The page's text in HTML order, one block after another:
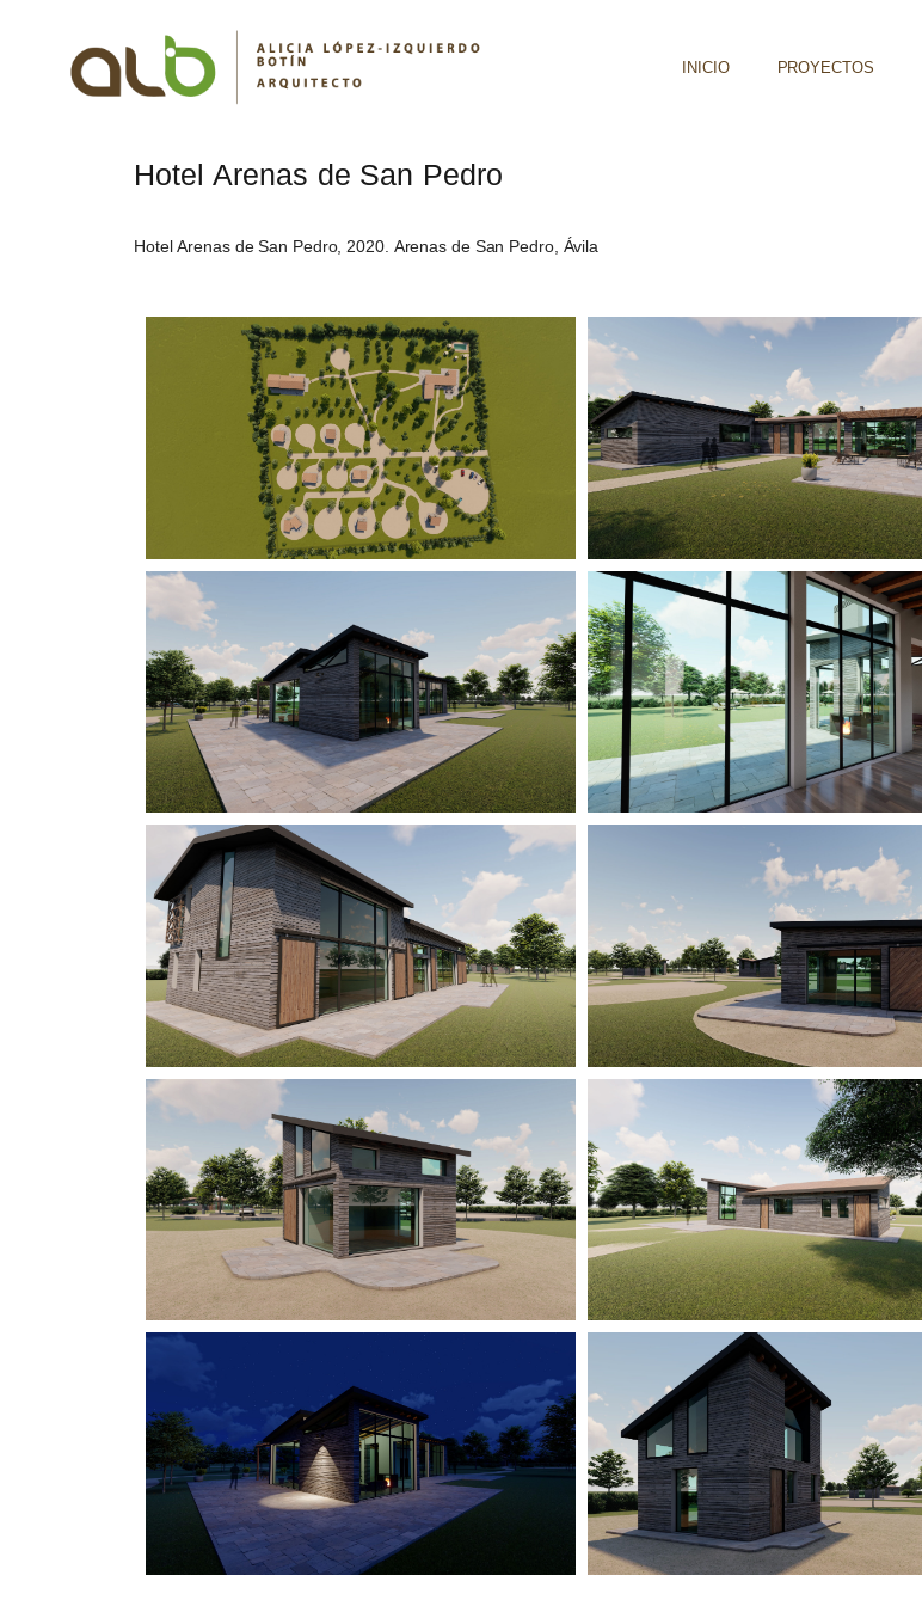
INICIO PROYECTOS
Hotel Arenas de San Pedro
Hotel Arenas de San Pedro, 2020. Arenas de San Pedro, Ávila